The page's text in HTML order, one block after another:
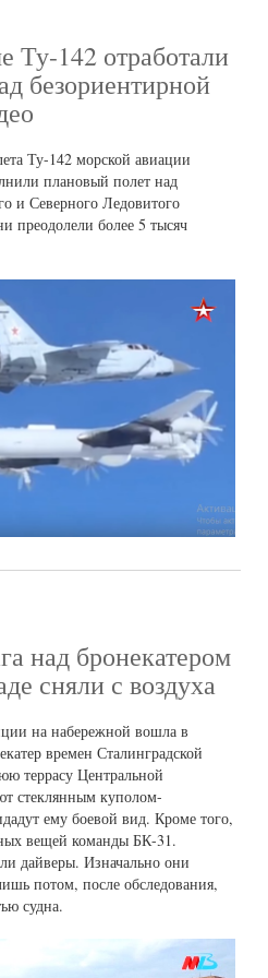
Ту-142 отработали
безориентирной
Ту-142 морской авиации
плановый полет над
и Северного Ледовитого
преодолели более 5 тысяч
над бронекатером
сняли с воздуха
на набережной вошла в
времен Сталинградской
террасу Центральной
стеклянным куполом-
ему боевой вид. Кроме того,
вещей команды БК-31.
дайверы. Изначально они
потом, после обследования,
судна.